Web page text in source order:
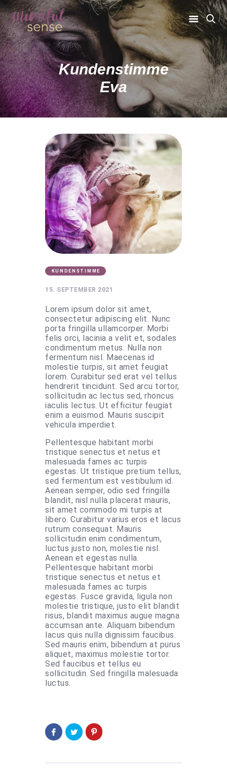
Kundenstimme
Eva
MINDFUL MUSTANGS®
DATENSCHUTZ
office@kerstin-staupendahl.de
04248 / 90 302-13
KUNDENSTIMME
15. SEPTEMBER 2021
Lorem ipsum dolor sit amet,
consectetur adipiscing elit. Nunc
porta fringilla ullamcorper. Morbi
felis orci, lacinia a velit et, sodales
condimentum metus. Nulla non
fermentum nisl. Maecenas id
molestie turpis, sit amet feugiat
lorem. Curabitur sed erat vel tellus
hendrerit tincidunt. Sed arcu tortor,
sollicitudin ac lectus sed, rhoncus
iaculis lectus. Ut efficitur feugiat
enim a euismod. Mauris suscipit
vehicula imperdiet.
Pellentesque habitant morbi
tristique senectus et netus et
malesuada fames ac turpis
egestas. Ut tristique pretium tellus,
sed fermentum est vestibulum id.
Aenean semper, odio sed fringilla
blandit, nisl nulla placerat mauris,
sit amet commodo mi turpis at
libero. Curabitur varius eros et lacus
rutrum consequat. Mauris
sollicitudin enim condimentum,
luctus justo non, molestie nisl.
Aenean et egestas nulla.
Pellentesque habitant morbi
tristique senectus et netus et
malesuada fames ac turpis
egestas. Fusce gravida, ligula non
molestie tristique, justo elit blandit
risus, blandit maximus augue magna
accumsan ante. Aliquam bibendum
lacus quis nulla dignissim faucibus.
Sed mauris enim, bibendum at purus
aliquet, maximus molestie tortor.
Sed faucibus et tellus eu
sollicitudin. Sed fringilla malesuada
luctus.